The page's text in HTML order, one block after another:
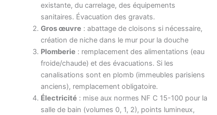
existante, du carrelage, des équipements
sanitaires. Évacuation des gravats.
Gros œuvre : abattage de cloisons si nécessaire,
création de niche dans le mur pour la douche
Plomberie : remplacement des alimentations (eau
froide/chaude) et des évacuations. Si les
canalisations sont en plomb (immeubles parisiens
anciens), remplacement obligatoire.
Électricité : mise aux normes NF C 15-100 pour la
salle de bain (volumes 0, 1, 2), points lumineux,